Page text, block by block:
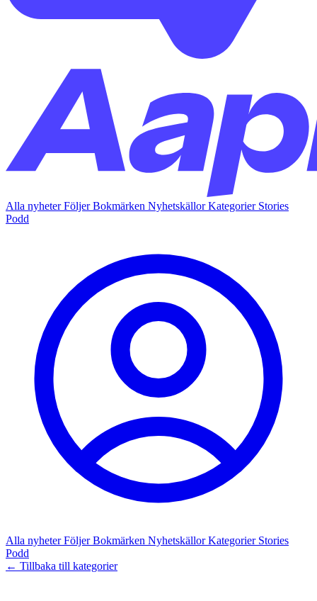
Alla nyheterFöljerBokmärken NyhetskällorKategorier Stories
Podd
Alla nyheterFöljerBokmärken NyhetskällorKategorier Stories
Podd
← Tillbaka till kategorier